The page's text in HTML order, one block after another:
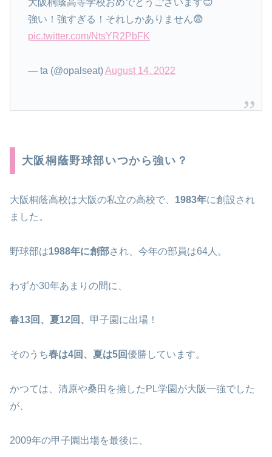
大阪桐蔭高等学校おめでとうございます😊
強い！強すぎる！それしかありません😨
pic.twitter.com/NtsYR2PbFK
— ta (@opalseat)August 14, 2022
大阪桐蔭野球部いつから強い？
大阪桐蔭高校は大阪の私立の高校で、 1983年に創設され
ました。
野球部は1988年に創部され、今年の部員は64人。
わずか30年あまりの間に、
春13回、夏12回、 甲子園に出場！
そのうち春は4回、夏は5回優勝しています。
かつては、清原や桑田を擁したPL学園が大阪一強でした
が、
2009年の甲子園出場を最後に、